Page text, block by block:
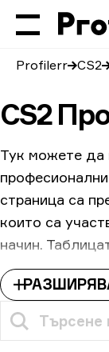
Profilerr CS2
CS2
Тук можете да
страница са
които са
начин.
според
процента на
Можете също
между